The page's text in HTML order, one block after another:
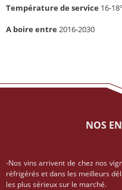
Température de service 16-
A boire entre 2016-2030
NOS
-Nos vins arrivent de chez nos
réfrigérés et dans les meilleurs
les plus sérieux sur le marché.